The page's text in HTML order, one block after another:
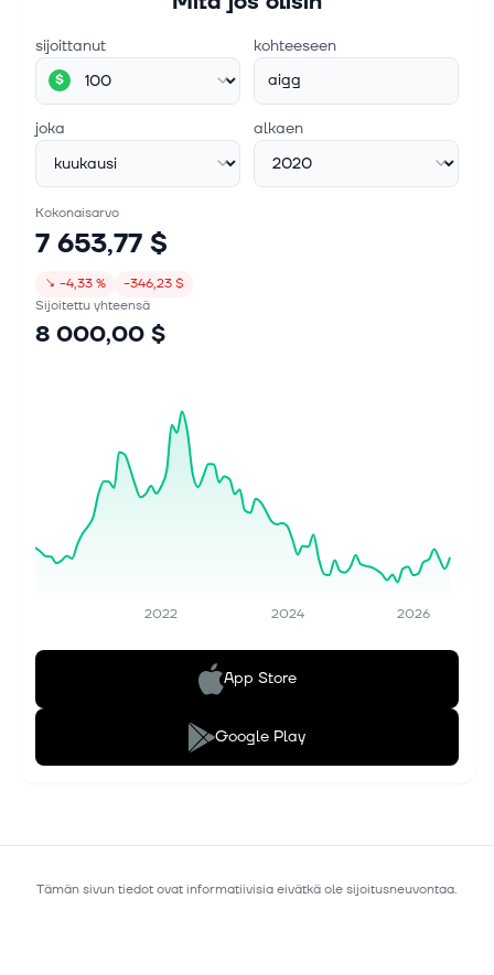
sijoittanut
$
kohteeseen
aigg
joka alkaen
Kokonaisarvo
7 653,77 $
↘ −4,33 %
−346,23 $
Sijoitettu yhteensä
8 000,00 $
2022 2024 2026
App Store
Google Play
Tämän sivun tiedot ovat informatiivisia eivätkä ole sijoitusneuvontaa.